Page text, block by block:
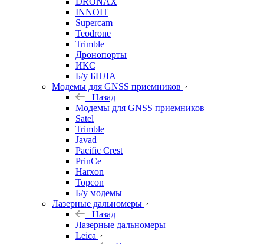
INNOIT
Supercam
Teodrone
Trimble
Дронопорты
ИКС
Б/у БПЛА
Модемы для GNSS приемников
Назад
Модемы для GNSS приемников
Satel
Trimble
Javad
Pacific Crest
PrinCe
Harxon
Topcon
Б/у модемы
Лазерные дальномеры
Назад
Лазерные дальномеры
Leica